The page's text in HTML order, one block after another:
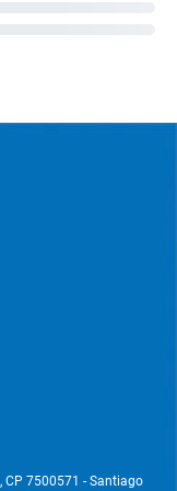
, CP 7500571 - Santiago